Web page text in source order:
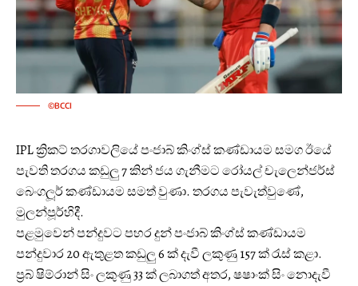
©BCCI
IPL ක්‍රිකට් තරගාවලියේ පංජාබ් කිංග්ස් කණ්ඩායම සමග ඊයේ
පැවති තරගය කඩුලු 7 කින් ජය ගැනීමට රෝයල් චැලෙන්ජර්ස්
බෙංගලූර් කණ්ඩායම සමත් වුණා. තරගය පැවැත්වුණේ,
මුලන්පූර්හිදී.
පළමුවෙන් පන්දුවට පහර දුන් පංජාබ් කිංග්ස් කණ්ඩායම
පන්දුවාර 20 ඇතුළත කඩුලු 6 ක් දැවී ලකුණු 157 ක් රැස් කළා.
ප්‍රබ් ෂිම්රාන් සිං ලකුණු 33 ක් ලබාගත් අතර, ෂෂාංක් සිං නොදැවී